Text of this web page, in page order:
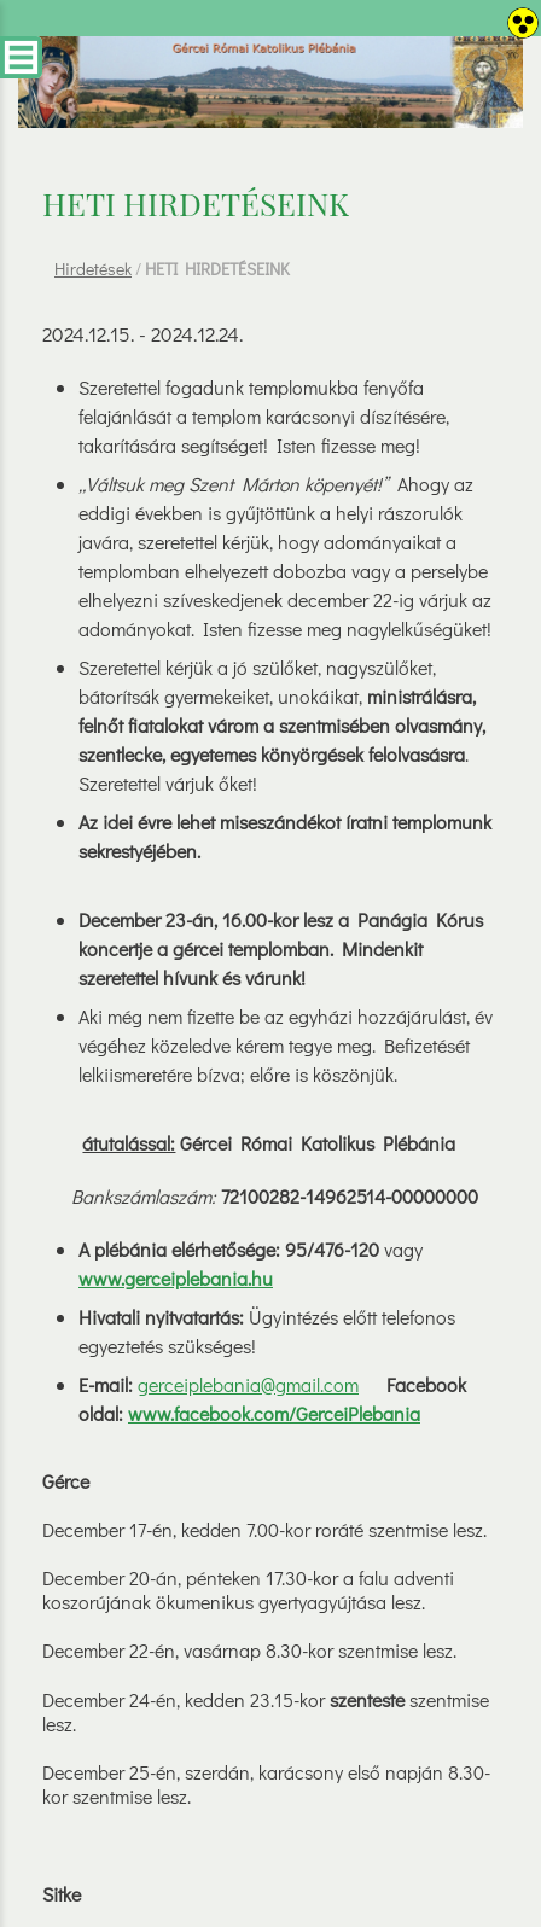
HETI HIRDETÉSEINK
Hirdetések / HETI HIRDETÉSEINK
2024.12.15. - 2024.12.24.
Szeretettel fogadunk templomukba fenyőfa
felajánlását a templom karácsonyi díszítésére,
takarítására segítséget! Isten fizesse meg!
„Váltsuk meg Szent Márton köpenyét!”Ahogy az
eddigi években is gyűjtöttünk a helyi rászorulók
javára, szeretettel kérjük, hogy adományaikat a
templomban elhelyezett dobozba vagy a perselybe
elhelyezni szíveskedjenek december 22-ig várjuk az
adományokat. Isten fizesse meg nagylelkűségüket!
Szeretettel kérjük a jó szülőket, nagyszülőket,
bátorítsák gyermekeiket, unokáikat, ministrálásra,
felnőt fiatalokat várom a szentmisében olvasmány,
szentlecke, egyetemes könyörgések felolvasásra.
Szeretettel várjuk őket!
Az idei évre lehet miseszándékot íratni templomunk
sekrestyéjében.
December 23-án, 16.00-kor lesz a Panágia Kórus
koncertje a gércei templomban. Mindenkit
szeretettel hívunk és várunk!
Aki még nem fizette be az egyházi hozzájárulást, év
végéhez közeledve kérem tegye meg. Befizetését
lelkiismeretére bízva; előre is köszönjük.
átutalással:Gércei Római Katolikus Plébánia
Bankszámlaszám:72100282-14962514-00000000
A plébánia elérhetősége: 95/476-120vagy
www.gerceiplebania.hu
Hivatali nyitvatartás: Ügyintézés előtt telefonos
egyeztetés szükséges!
E-mail:gerceiplebania@gmail.com Facebook
oldal:www.facebook.com/GerceiPlebania
Gérce
December 17-én, kedden 7.00-kor roráté szentmise lesz.
December 20-án, pénteken 17.30-kor a falu adventi
koszorújának ökumenikus gyertyagyújtása lesz.
December 22-én, vasárnap 8.30-kor szentmise lesz.
December 24-én, kedden 23.15-korszentesteszentmise
lesz.
December 25-én, szerdán, karácsony első napján 8.30-
kor szentmise lesz.
Sitke